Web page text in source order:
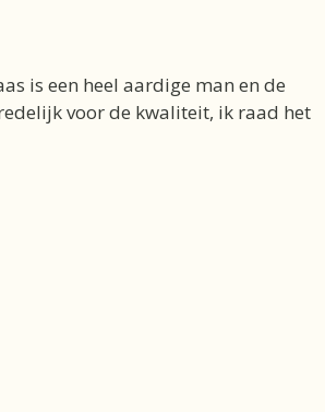
is een heel aardige man en de
voor de kwaliteit, ik raad het